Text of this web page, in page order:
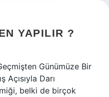
YAPILIR ?
Günümüze Bir
Açısıyla Darı
belki de birçok